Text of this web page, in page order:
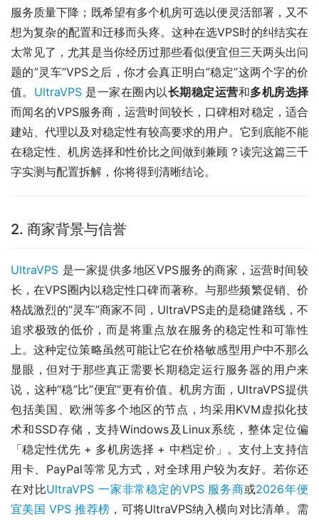
服务质量下降；既希望有多个机房可选以便灵活部署，又不
想为复杂的配置和迁移而头疼。这种在选VPS时的纠结实在
太常见了，尤其是当你经历过那些看似便宜但三天两头出问
题的”灵车”VPS之后，你才会真正明白”稳定”这两个字的价
值。 UltraVPS 是一家在圈内以长期稳定运营和多机房选择
而闻名的VPS服务商，运营时间较长，口碑相对稳定，适合
建站、代理以及对稳定性有较高要求的用户。它到底能不能
在稳定性、机房选择和性价比之间做到兼顾？读完这篇三千
字实测与配置拆解，你将得到清晰结论。
2. 商家背景与信誉
UltraVPS 是一家提供多地区VPS服务的商家，运营时间较
长，在VPS圈内以稳定性口碑而著称。与那些频繁促销、价
格战激烈的”灵车”商家不同，UltraVPS走的是稳健路线，不
追求极致的低价，而是将重点放在服务的稳定性和可靠性
上。这种定位策略虽然可能让它在价格敏感型用户中不那么
显眼，但对于那些真正需要长期稳定运行服务器的用户来
说，这种”稳”比”便宜”更有价值。机房方面，UltraVPS提供
包括美国、欧洲等多个地区的节点，均采用KVM虚拟化技
术和SSD存储，支持Windows及Linux系统，整体定位偏
「稳定性优先 + 多机房选择 + 中档定价」。支付上支持信
用卡、PayPal等常见方式，对全球用户较为友好。若你还
在对比UltraVPS 一家非常稳定的VPS 服务商或2026年便
宜美国 VPS 推荐榜 ，可将UltraVPS纳入横向对比清单。需